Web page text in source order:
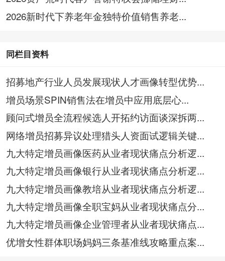
2026新时代下养老年金独特价值销售养老...
同栏目资料
招募地产行业人员发展现状人才画像转型优势...
增员场景SPIN销售法在增员中应用底层心...
顾问式增员全流程候选人开拓约访面谈深拆两...
网络增员招募异议处理猎头人资面试逻辑关键...
九大特定增员画像医药从业者现状痛点分析逻...
九大特定增员画像银行从业者现状痛点分析逻...
九大特定增员画像教培从业者现状痛点分析逻...
九大特定增员画像全职宝妈从业者现状痛点分...
九大特定增员画像企业管理者从业者现状痛点...
优增女性群体职场妈妈三条基准线攻略重点案...